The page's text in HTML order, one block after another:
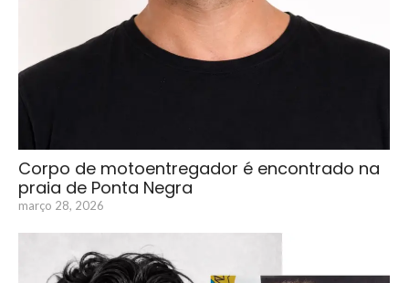
Corpo de motoentregador é encontrado na
praia de Ponta Negra
março 28, 2026